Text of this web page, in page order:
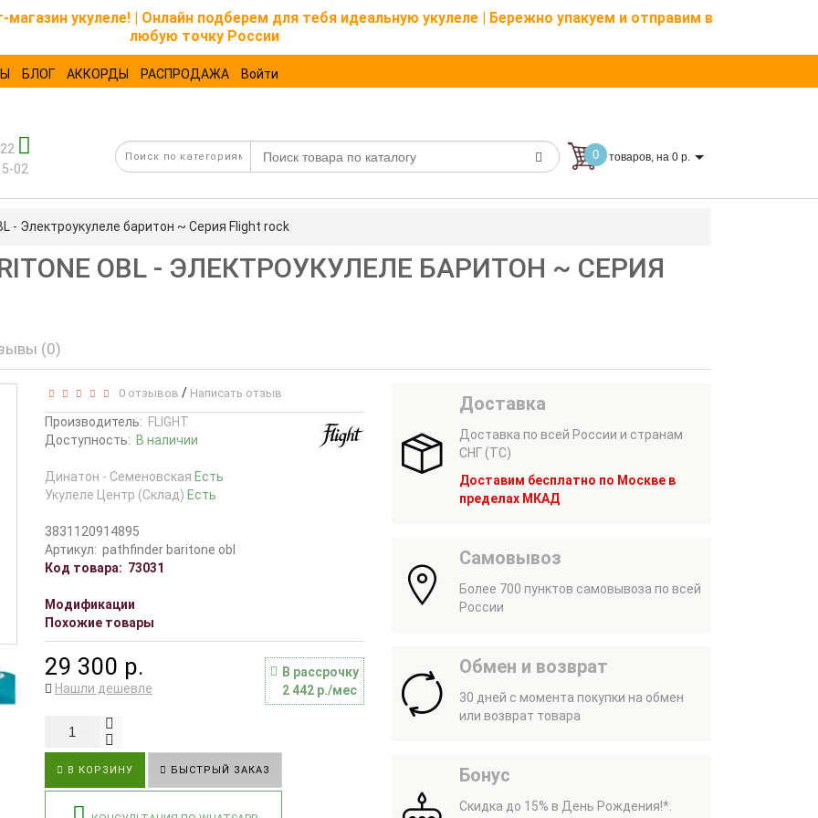
укулеле! | Онлайн подберем для тебя идеальную укулеле | Бережно упакуем и отправим в
любую точку России
БЛОГ АККОРДЫ РАСПРОДАЖА Войти
02
0 товаров, на 0 р.
- Электроукулеле баритон ~ Серия Flight rock
OBL - ЭЛЕКТРОУКУЛЕЛЕ БАРИТОН ~ СЕРИЯ
(0)
0 отзывов / Написать отзыв
Производитель: FLIGHT
Доступность: В наличии
Динатон - Семеновская Есть
Укулеле Центр (Склад) Есть
3831120914895
Артикул: pathfinder baritone obl
Код товара: 73031
Модификации
Похожие товары
29 300 р.
В рассрочку
2 442 р./мес
Нашли дешевле
В КОРЗИНУ БЫСТРЫЙ ЗАКАЗ
Доставка
Доставка по всей России и странам
СНГ (ТС)
Доставим бесплатно по Москве в
пределах МКАД
Самовывоз
Более 700 пунктов самовывоза по всей
России
Обмен и возврат
30 дней с момента покупки на обмен
или возврат товара
Бонус
Скидка до 15% в День Рождения!*.